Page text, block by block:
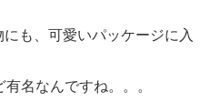
も、可愛いパッケージに入
名なんですね。。。